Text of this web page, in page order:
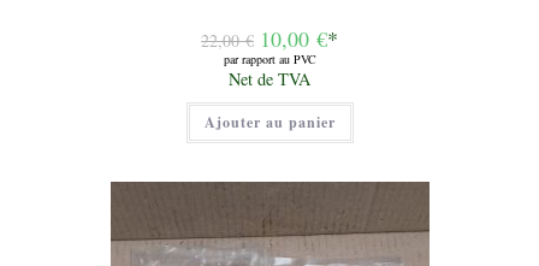
22,00€ Le
prix
initial
était :
22,00 €.
10,00 €*
par rapport au PVC
Le
prix
actuel
est :
10,00 €.
Net de TVA
Ajouter au panier